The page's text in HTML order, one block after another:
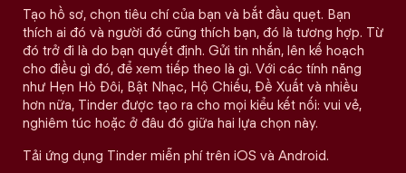
Tạo hồ sơ, chọn tiêu chí của bạn và bắt đầu quẹt. Bạn
thích ai đó và người đó cũng thích bạn, đó là tương hợp. Từ
đó trở đi là do bạn quyết định. Gửi tin nhắn, lên kế hoạch
cho điều gì đó, để xem tiếp theo là gì. Với các tính năng
như Hẹn Hò Đôi, Bật Nhạc, Hộ Chiếu, Đề Xuất và nhiều
hơn nữa, Tinder được tạo ra cho mọi kiểu kết nối: vui vẻ,
nghiêm túc hoặc ở đâu đó giữa hai lựa chọn này.
Tải ứng dụng Tinder miễn phí trên iOS và Android.